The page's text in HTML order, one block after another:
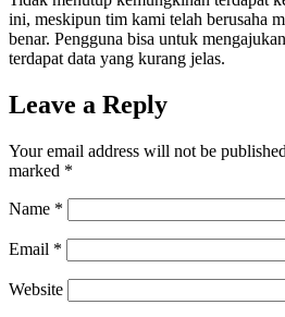
ini, meskipun tim kami telah berusaha
benar. Pengguna bisa untuk
terdapat data yang kurang jelas.
Leave a Reply
Your email address will not be
marked *
Name *
Email *
Website